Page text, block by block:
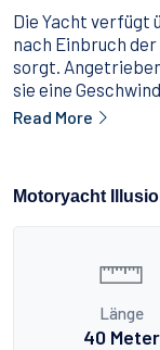
Die Yacht verfügt
nach Einbruch
sorgt.
sie eine
Read More
Motoryacht
Länge
40 Meter